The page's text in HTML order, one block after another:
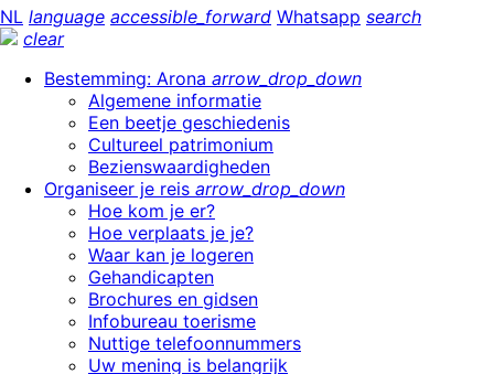
NL language accessible_forward Whatsapp search
clear
Bestemming: Arona arrow_drop_down
Algemene informatie
Een beetje geschiedenis
Cultureel patrimonium
Bezienswaardigheden
Organiseer je reis arrow_drop_down
Hoe kom je er?
Hoe verplaats je je?
Waar kan je logeren
Gehandicapten
Brochures en gidsen
Infobureau toerisme
Nuttige telefoonnummers
Uw mening is belangrijk